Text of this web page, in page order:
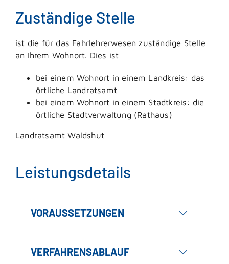
Zuständige Stelle
ist die für das Fahrlehrerwesen zuständige Stelle
an Ihrem Wohnort. Dies ist
bei einem Wohnort in einem Landkreis: das
örtliche Landratsamt
bei einem Wohnort in einem Stadtkreis: die
örtliche Stadtverwaltung (Rathaus)
Landratsamt Waldshut
Leistungsdetails
VORAUSSETZUNGEN
VERFAHRENSABLAUF